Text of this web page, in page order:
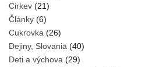
Cirkev (21)
Články (6)
Cukrovka (26)
Dejiny, Slovania (40)
Deti a výchova (29)